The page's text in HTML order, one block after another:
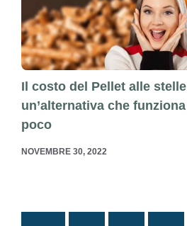
Il costo del Pellet alle
un’alternativa che
poco
NOVEMBRE 30, 2022